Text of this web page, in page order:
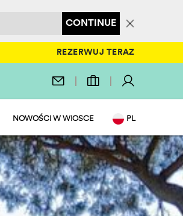
CONTINUE
REZERWUJ TERAZ
NOWOŚCI W WIOSCE PL
IT
DE
NL
FR